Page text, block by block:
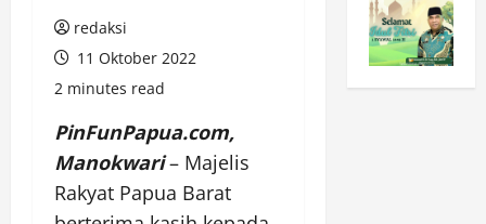
redaksi
11 Oktober 2022
2 minutes read
PinFunPapua.com,
Manokwari– Majelis
Rakyat Papua Barat